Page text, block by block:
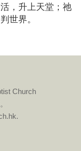
，升上天堂；祂
世界。
Church
.